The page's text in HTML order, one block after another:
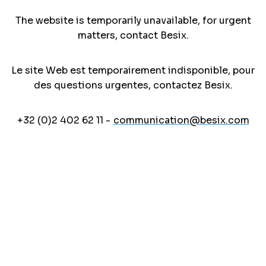
The website is temporarily unavailable, for urgent
matters, contact Besix.
Le site Web est temporairement indisponible, pour
des questions urgentes, contactez Besix.
+32 (0)2 402 62 11 - communication@besix.com